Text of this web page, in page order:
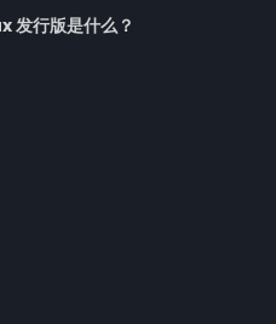
发行版是什么？